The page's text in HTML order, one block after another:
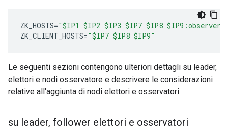
ZK_HOSTS="$IP1 $IP2 $IP3 $IP7 $IP8 $IP9:observer"
ZK_CLIENT_HOSTS="$IP7 $IP8 $IP9"
Le seguenti sezioni contengono ulteriori dettagli su leader,
elettori e nodi osservatore e descrivere le considerazioni
relative all'aggiunta di nodi elettori e osservatori.
su leader, follower elettori e osservatori